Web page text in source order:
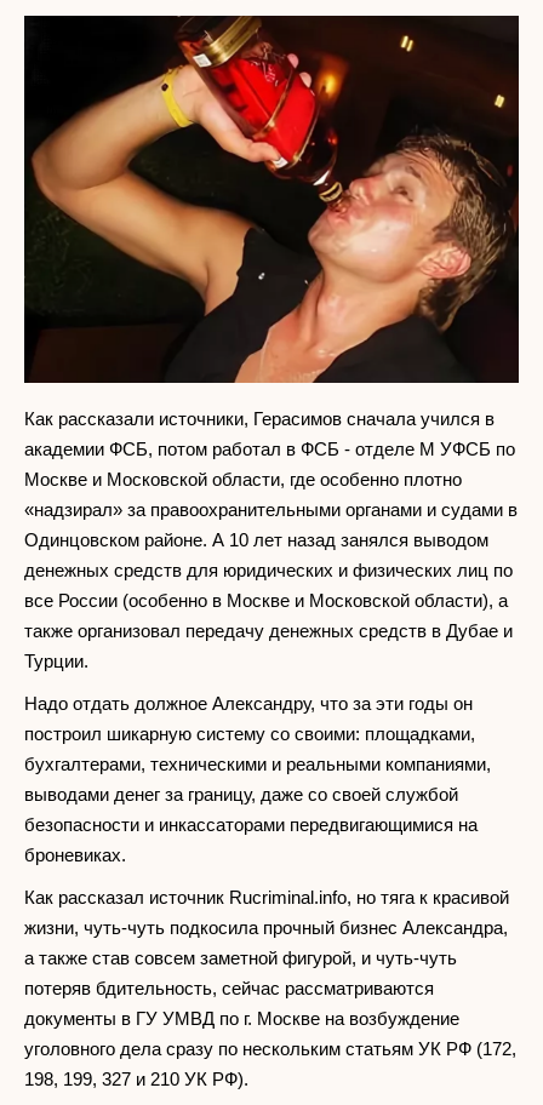
Как рассказали источники, Герасимов сначала учился в
академии ФСБ, потом работал в ФСБ - отделе М УФСБ по
Москве и Московской области, где особенно плотно
«надзирал» за правоохранительными органами и судами в
Одинцовском районе. А 10 лет назад занялся выводом
денежных средств для юридических и физических лиц по
все России (особенно в Москве и Московской области), а
также организовал передачу денежных средств в Дубае и
Турции.
Надо отдать должное Александру, что за эти годы он
построил шикарную систему со своими: площадками,
бухгалтерами, техническими и реальными компаниями,
выводами денег за границу, даже со своей службой
безопасности и инкассаторами передвигающимися на
броневиках.
Как рассказал источник Rucriminal.info, но тяга к красивой
жизни, чуть-чуть подкосила прочный бизнес Александра,
а также став совсем заметной фигурой, и чуть-чуть
потеряв бдительность, сейчас рассматриваются
документы в ГУ УМВД по г. Москве на возбуждение
уголовного дела сразу по нескольким статьям УК РФ (172,
198, 199, 327 и 210 УК РФ).